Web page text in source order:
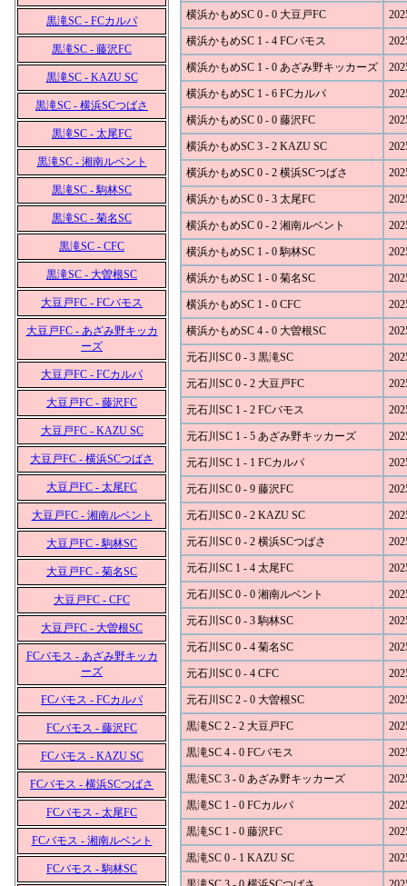
黒滝SC - FCカルパ
黒滝SC - 藤沢FC
黒滝SC - KAZU SC
黒滝SC - 横浜SCつばさ
黒滝SC - 太尾FC
黒滝SC - 湘南ルベント
黒滝SC - 駒林SC
黒滝SC - 菊名SC
黒滝SC - CFC
黒滝SC - 大曽根SC
大豆戸FC - FCバモス
大豆戸FC - あざみ野キッカ
ーズ
大豆戸FC - FCカルパ
大豆戸FC - 藤沢FC
大豆戸FC - KAZU SC
大豆戸FC - 横浜SCつばさ
大豆戸FC - 太尾FC
大豆戸FC - 湘南ルベント
大豆戸FC - 駒林SC
大豆戸FC - 菊名SC
大豆戸FC - CFC
大豆戸FC - 大曽根SC
FCバモス - あざみ野キッカ
ーズ
FCバモス - FCカルパ
FCバモス - 藤沢FC
FCバモス - KAZU SC
FCバモス - 横浜SCつばさ
FCバモス - 太尾FC
FCバモス - 湘南ルベント
FCバモス - 駒林SC
横浜かもめSC 0 - 0 大豆戸FC
横浜かもめSC 1 - 4 FCバモス
横浜かもめSC 1 - 0 あざみ野キッカーズ
横浜かもめSC 1 - 6 FCカルパ
横浜かもめSC 0 - 0 藤沢FC
横浜かもめSC 3 - 2 KAZU SC
横浜かもめSC 0 - 2 横浜SCつばさ
横浜かもめSC 0 - 3 太尾FC
横浜かもめSC 0 - 2 湘南ルベント
横浜かもめSC 1 - 0 駒林SC
横浜かもめSC 1 - 0 菊名SC
横浜かもめSC 1 - 0 CFC
横浜かもめSC 4 - 0 大曽根SC
元石川SC 0 - 3 黒滝SC
元石川SC 0 - 2 大豆戸FC
元石川SC 1 - 2 FCバモス
元石川SC 1 - 5 あざみ野キッカーズ
元石川SC 1 - 1 FCカルパ
元石川SC 0 - 9 藤沢FC
元石川SC 0 - 2 KAZU SC
元石川SC 0 - 2 横浜SCつばさ
元石川SC 1 - 4 太尾FC
元石川SC 0 - 0 湘南ルベント
元石川SC 0 - 3 駒林SC
元石川SC 0 - 4 菊名SC
元石川SC 0 - 4 CFC
元石川SC 2 - 0 大曽根SC
黒滝SC 2 - 2 大豆戸FC
黒滝SC 4 - 0 FCバモス
黒滝SC 3 - 0 あざみ野キッカーズ
黒滝SC 1 - 0 FCカルパ
黒滝SC 1 - 0 藤沢FC
黒滝SC 0 - 1 KAZU SC